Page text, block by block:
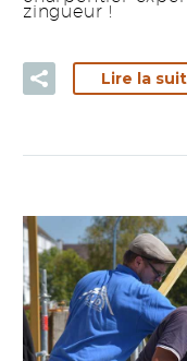
zingueur !
Lire la